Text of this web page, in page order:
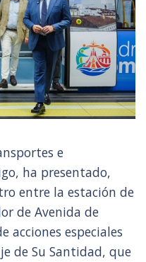
e
ha presentado,
entre la estación de
de Avenida de
acciones especiales
de Su Santidad, que